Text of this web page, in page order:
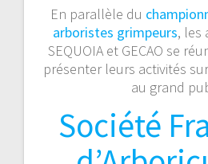
En parallèle du
arboristes grimpeurs, les
SEQUOIA et GECAO se
présenter leurs activités
au grand
Société